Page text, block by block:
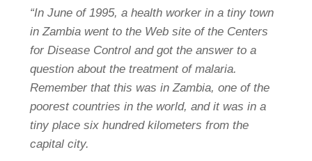
“In June of 1995, a health worker in a tiny town
in Zambia went to the Web site of the Centers
for Disease Control and got the answer to a
question about the treatment of malaria.
Remember that this was in Zambia, one of the
poorest countries in the world, and it was in a
tiny place six hundred kilometers from the
capital city.